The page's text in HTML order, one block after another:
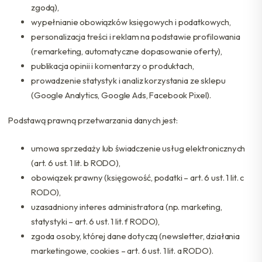
zgodą),
wypełnianie obowiązków księgowych i podatkowych,
personalizacja treści i reklam na podstawie profilowania
(remarketing, automatyczne dopasowanie oferty),
publikacja opinii i komentarzy o produktach,
prowadzenie statystyk i analiz korzystania ze sklepu
(Google Analytics, Google Ads, Facebook Pixel).
Podstawą prawną przetwarzania danych jest:
umowa sprzedaży lub świadczenie usług elektronicznych
(art. 6 ust. 1 lit. b RODO),
obowiązek prawny (księgowość, podatki – art. 6 ust. 1 lit. c
RODO),
uzasadniony interes administratora (np. marketing,
statystyki – art. 6 ust. 1 lit. f RODO),
zgoda osoby, której dane dotyczą (newsletter, działania
marketingowe, cookies – art. 6 ust. 1 lit. a RODO).